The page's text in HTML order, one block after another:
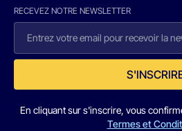
RECEVEZ NOTRE NEWSLETTER
En cliquant sur s'inscrire, vous
Termes et